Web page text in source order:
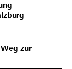
–
zur